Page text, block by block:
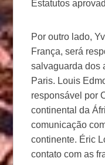
Estatutos
Por outro lado,
França, será
salvaguarda dos
Paris. Louis
responsável por
continental da
comunicação
continente. Éric
contato com as